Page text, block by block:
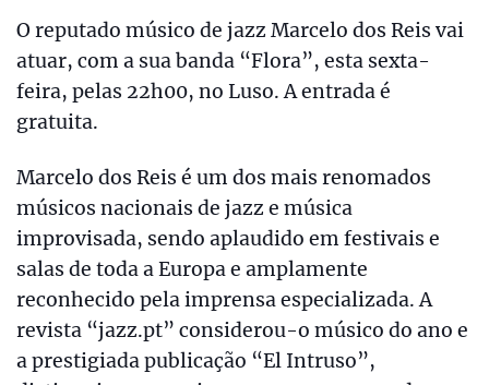
O reputado músico de jazz Marcelo dos Reis vai
atuar, com a sua banda “Flora”, esta sexta-
feira, pelas 22h00, no Luso. A entrada é
gratuita.
Marcelo dos Reis é um dos mais renomados
músicos nacionais de jazz e música
improvisada, sendo aplaudido em festivais e
salas de toda a Europa e amplamente
reconhecido pela imprensa especializada. A
revista “jazz.pt” considerou-o músico do ano e
a prestigiada publicação “El Intruso”,